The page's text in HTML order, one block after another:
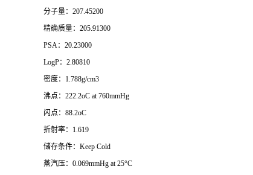
分子量：207.45200
精确质量：205.91300
PSA：20.23000
LogP：2.80810
密度：1.788g/cm3
沸点：222.2oC at 760mmHg
闪点：88.2oC
折射率：1.619
储存条件：Keep Cold
蒸汽压：0.069mmHg at 25°C